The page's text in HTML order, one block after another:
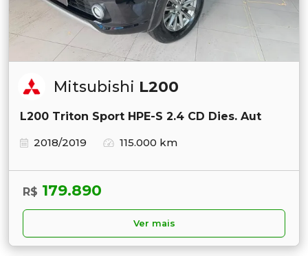
Mitsubishi L200
L200 Triton Sport HPE-S 2.4 CD Dies. Aut
2018/2019
115.000 km
R$ 179.890
Ver mais